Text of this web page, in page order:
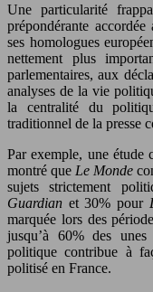
Une particularité
prépondérante
ses homologues
nettement plus
parlementaires, aux
analyses de la vie
la centralité du
traditionnel de la presse
Par exemple, une étude
montré que Le Monde
sujets strictement
Guardian et 30% pour
marquée lors des
jusqu’à 60% des
politique contribue à
politisé en France.